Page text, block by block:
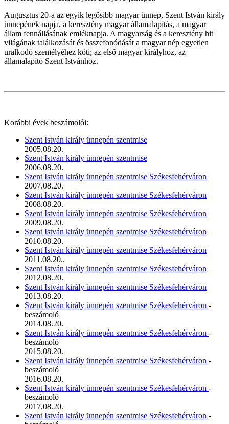
Augusztus 20-a az egyik legősibb magyar ünnep, Szent István király
ünnepének napja, a keresztény magyar államalapítás, a magyar
állam fennállásának emléknapja. A magyarság és a keresztény hit
világának találkozását és összefonódását a magyar nép egyetlen
uralkodó személyéhez köti; az első magyar királyhoz, az
államalapító Szent Istvánhoz.
Korábbi évek beszámolói:
Szent István király ünnepén szentmise
2005.08.20.
Szent István király ünnepén szentmise
2006.08.20.
Szent István király ünnepén szentmise Székesfehérváron
2007.08.20.
Szent István király ünnepén szentmise Székesfehérváron
2008.08.20.
Szent István király ünnepén szentmise Székesfehérváron
2009.08.20.
Szent István király ünnepén szentmise Székesfehérváron
2010.08.20.
Szent István király ünnepén szentmise Székesfehérváron
2011.08.20..
Szent István király ünnepén szentmise Székesfehérváron
2012.08.20.
Szent István király ünnepén szentmise Székesfehérváron
2013.08.20.
Szent István király ünnepén szentmise Székesfehérváron -
beszámoló
2014.08.20.
Szent István király ünnepén szentmise Székesfehérváron -
beszámoló
2015.08.20.
Szent István király ünnepén szentmise Székesfehérváron -
beszámoló
2016.08.20.
Szent István király ünnepén szentmise Székesfehérváron -
beszámoló
2017.08.20.
Szent István király ünnepén szentmise Székesfehérváron -